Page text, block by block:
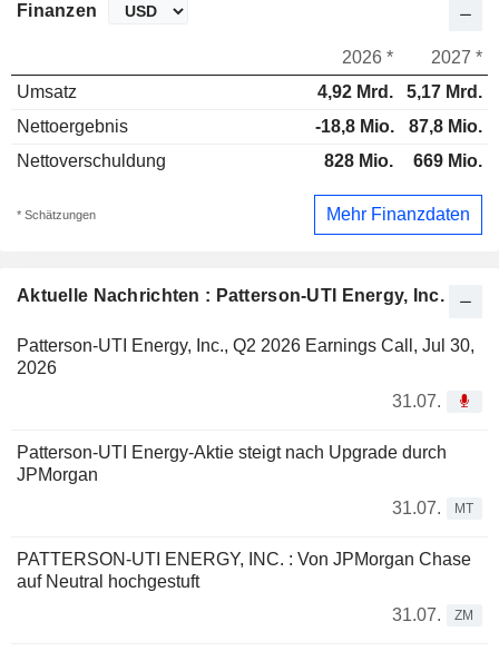
Aktuelle Nachrichten : Patterson-UTI Energy, Inc.
Patterson-UTI Energy, Inc., Q2 2026 Earnings Call, Jul 30,
2026
31.07.
Patterson-UTI Energy-Aktie steigt nach Upgrade durch
JPMorgan
31.07.
MT
PATTERSON-UTI ENERGY, INC. : Von JPMorgan Chase
auf Neutral hochgestuft
31.07.
ZM
Finanzen
2026 *
2027 *
Umsatz
4,92 Mrd.
5,17 Mrd.
Nettoergebnis
-18,8 Mio.
87,8 Mio.
Nettoverschuldung
828 Mio. 669 Mio.
* Schätzungen Mehr Finanzdaten